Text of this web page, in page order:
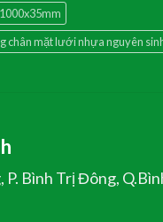
chân mặt lưới nhựa nguyên
Bình Trị Đông,